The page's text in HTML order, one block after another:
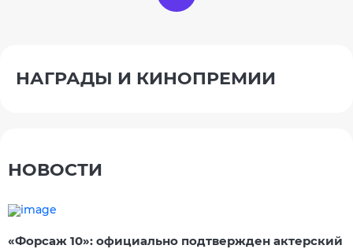
НАГРАДЫ И КИНОПРЕМИИ
НОВОСТИ
«Форсаж 10»: официально подтвержден актерский